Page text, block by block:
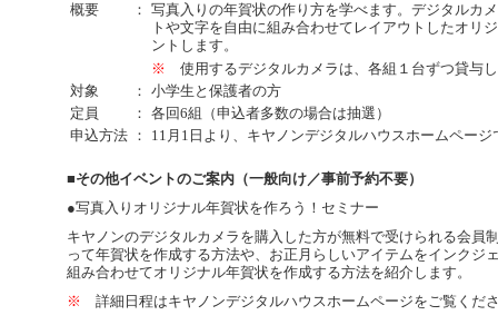
概要
： 写真入りの年賀状の作り方を学べます。デジタルカ
トや文字を自由に組み合わせてレイアウトしたオリ
ントします。
※
使用するデジタルカメラは、各組１台ずつ貸与
対象
： 小学生と保護者の方
定員
： 各回6組（申込者多数の場合は抽選）
申込方法 ： 11月1日より、キヤノンデジタルハウスホームペー
■その他イベントのご案内（一般向け／事前予約不要）
●写真入りオリジナル年賀状を作ろう！セミナー
キヤノンのデジタルカメラを購入した方が無料で受けられる会員
って年賀状を作成する方法や、お正月らしいアイテムをインクジ
組み合わせてオリジナル年賀状を作成する方法を紹介します。
※
詳細日程はキヤノンデジタルハウスホームページをご覧くだ